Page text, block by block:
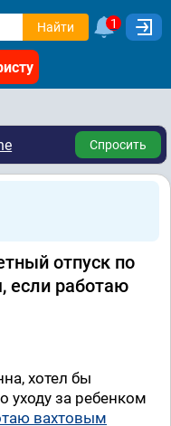
Найти 1
Спросить
отпуск по
если работаю
хотел бы
уходу за ребенком
вахтовым